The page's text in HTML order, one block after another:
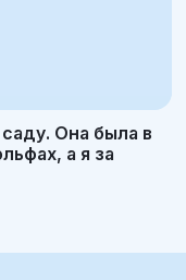
Она была в
а я за